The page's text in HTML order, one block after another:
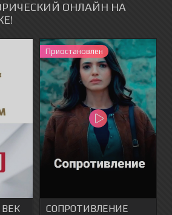
ОНЛАЙН НА
Приостановлен
СОПРОТИВЛЕНИЕ